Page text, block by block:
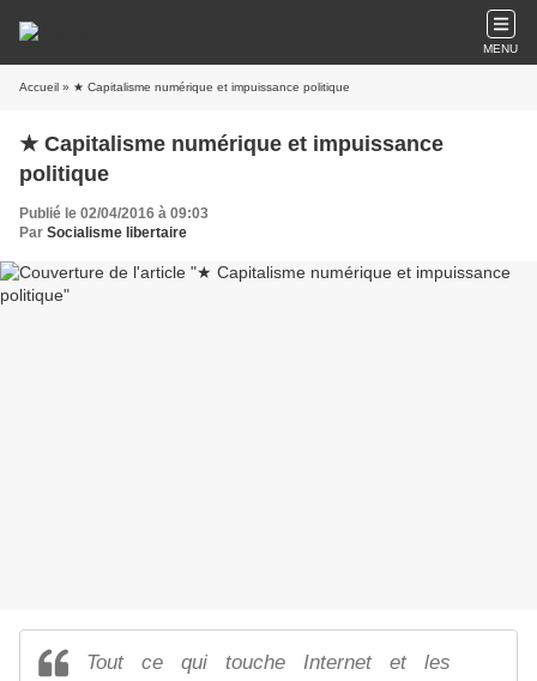
MENU
Accueil » ★ Capitalisme numérique et impuissance politique
★ Capitalisme numérique et impuissance
politique
Publié le 02/04/2016 à 09:03
Par Socialisme libertaire
Tout ce qui touche Internet et les